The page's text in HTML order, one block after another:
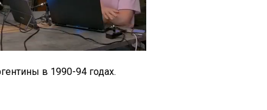
в 1990-94 годах.